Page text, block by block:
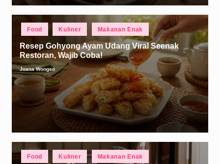
Food Kuliner Makanan Enak
Resep Gohyong Ayam Udang Viral Seenak
Restoran, Wajib Coba!
Posted
by
Joana Wongso
Posted
Food Kuliner Makanan Enak